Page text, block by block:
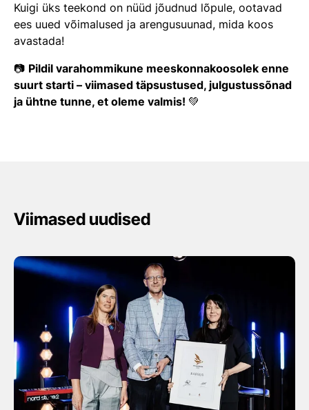
Kuigi üks teekond on nüüd jõudnud lõpule, ootavad
ees uued võimalused ja arengusuunad, mida koos
avastada!
📷 Pildil varahommikune meeskonnakoosolek enne
suurt starti – viimased täpsustused, julgustussõnad
ja ühtne tunne, et oleme valmis! 💚
Viimased uudised